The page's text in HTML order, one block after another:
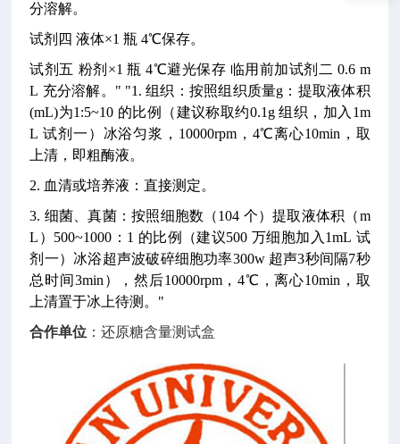
分溶解。
试剂四 液体×1 瓶 4℃保存。
试剂五 粉剂×1 瓶 4℃避光保存 临用前加试剂二 0.6 m
L 充分溶解。" "1. 组织：按照组织质量g：提取液体积
(mL)为1:5~10 的比例（建议称取约0.1g 组织，加入1m
L 试剂一）冰浴匀浆，10000rpm，4℃离心10min，取
上清，即粗酶液。
2. 血清或培养液：直接测定。
3. 细菌、真菌：按照细胞数（104 个）提取液体积（m
L）500~1000：1 的比例（建议500 万细胞加入1mL 试
剂一）冰浴超声波破碎细胞功率300w 超声3秒间隔7秒
总时间3min），然后10000rpm，4℃，离心10min，取
上清置于冰上待测。"
合作单位 ：还原糖含量测试盒